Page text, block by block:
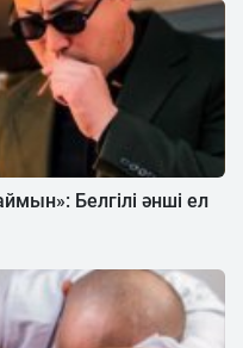
Белгілі әнші ел